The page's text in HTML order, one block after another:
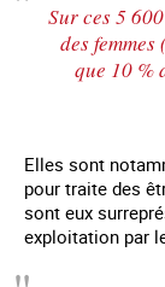
Sur ces 5
des
que 10 %
Elles sont
pour traite des
sont eux
exploitation par